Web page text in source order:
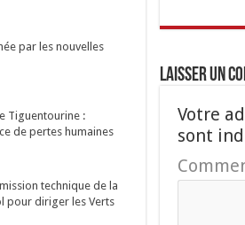
Laisser un
Votre
sont
par les nouvelles
Tiguentourine :
de pertes humaines
technique de la
pour diriger les Verts